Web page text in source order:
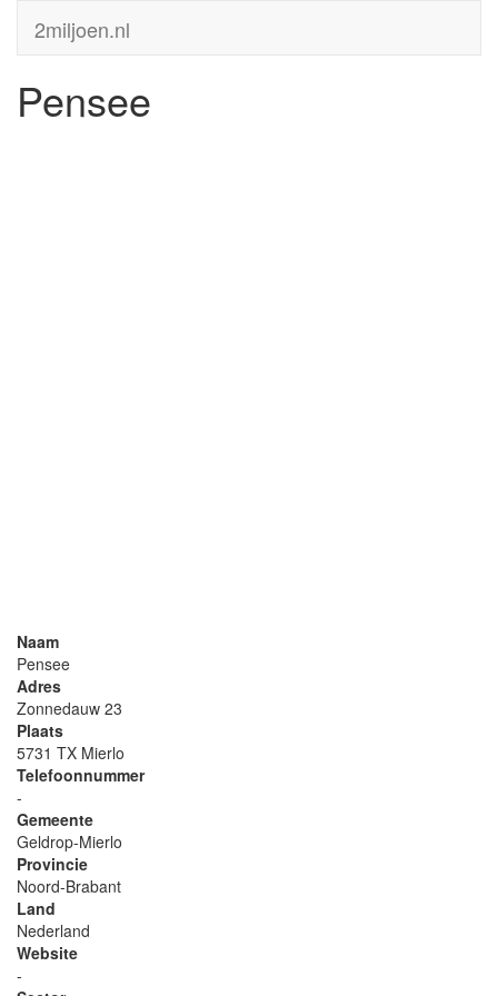
2miljoen.nl
Pensee
Naam
Pensee
Adres
Zonnedauw 23
Plaats
5731 TX Mierlo
Telefoonnummer
-
Gemeente
Geldrop-Mierlo
Provincie
Noord-Brabant
Land
Nederland
Website
-